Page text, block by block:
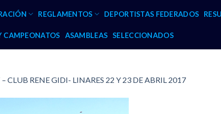
REGLAMENTOS DEPORTISTAS FEDERADOS
CAMPEONATOS ASAMBLEAS SELECCIONADOS
CLUB RENE GIDI- LINARES 22 Y 23 DE ABRIL 2017